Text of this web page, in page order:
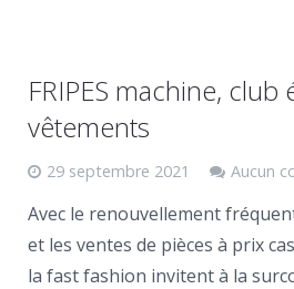
FRIPES machine,
vêtements
29 septembre 2021 Aucun
Avec le renouvellement
et les ventes de pièces à prix
la fast fashion invitent à la